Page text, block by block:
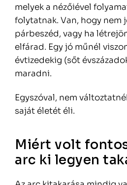
melyek a nézőiével
folytatnak. Van, hogy nem
párbeszéd, vagy ha
elfárad. Egy jó műnél
évtizedekig (sőt
maradni.
Egyszóval, nem
saját életét éli.
Miért volt
arc ki legyen